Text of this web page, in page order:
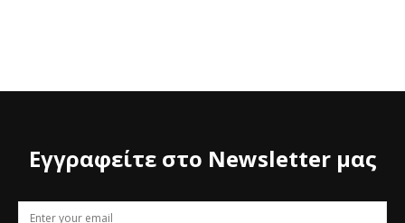
Εγγραφείτε στο Newsletter μας